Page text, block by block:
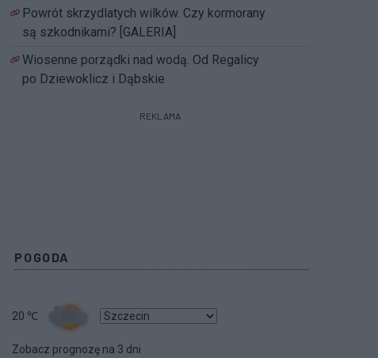
Powrót skrzydlatych wilków. Czy kormorany
są szkodnikami? [GALERIA]
Wiosenne porządki nad wodą. Od Regalicy
po Dziewoklicz i Dąbskie
REKLAMA
POGODA
20 ℃
Zobacz prognozę na 3 dni